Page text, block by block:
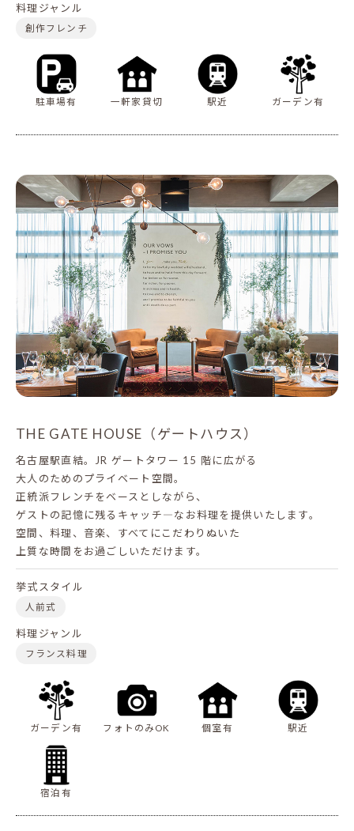
料理ジャンル
創作フレンチ
駐車場有 一軒家貸切 駅近 ガーデン有
THE GATE HOUSE（ゲートハウス）
名古屋駅直結。JR ゲートタワー 15 階に広がる
大人のためのプライベート空間。
正統派フレンチをベースとしながら、
ゲストの記憶に残るキャッチ―なお料理を提供いたします。
空間、料理、音楽、すべてにこだわりぬいた
上質な時間をお過ごしいただけます。
挙式スタイル
人前式
料理ジャンル
フランス料理
ガーデン有 フォトのみOK 個室有 駅近
宿泊有